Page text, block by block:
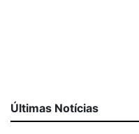
Últimas Notícias